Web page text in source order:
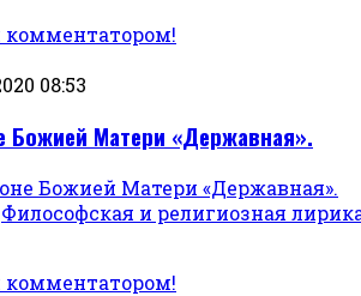
08:53
Божией Матери «Державная».
Философская и религиозная